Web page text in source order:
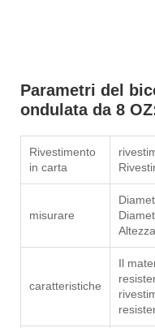
Parametri del
ondulata da 8
Rivestimento
in carta
misurare
caratteristiche
Il